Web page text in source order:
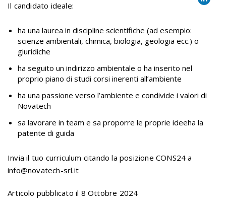
Il candidato ideale:
ha una laurea in discipline scientifiche (ad esempio:
scienze ambientali, chimica, biologia, geologia ecc.) o
giuridiche
ha seguito un indirizzo ambientale o ha inserito nel
proprio piano di studi corsi inerenti all’ambiente
ha una passione verso l’ambiente e condivide i valori di
Novatech
sa lavorare in team e sa proporre le proprie ideeha la
patente di guida
Invia il tuo curriculum citando la posizione CONS24 a
info@novatech-srl.it
Articolo pubblicato il 8 Ottobre 2024